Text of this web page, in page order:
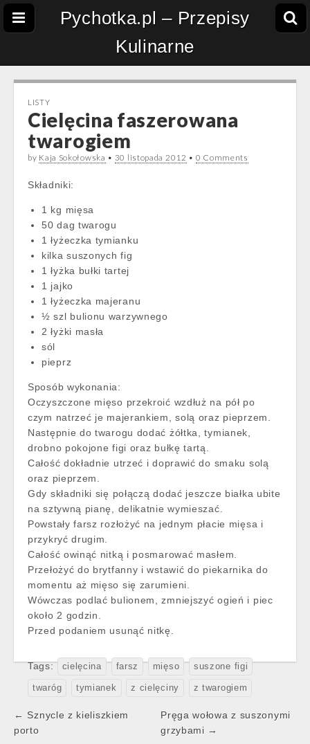
Pychotka.pl – Przepisy
Kulinarne
LISTY
Cielęcina faszerowana
twarogiem
by Kaja Sokołowska • 30 listopada 2012 • 0 Comments
Składniki:
1 kg mięsa
50 dag twarogu
1 łyżeczka tymianku
kilka suszonych fig
1 łyżka bułki tartej
1 jajko
1 łyżeczka majeranu
½ szl bulionu warzywnego
2 łyżki masła
sól
pieprz
Sposób wykonania:
Oczyszczone mięso przekroić wzdłuż na pół po
czym natrzeć je majerankiem, solą oraz pieprzem.
Następnie do twarogu dodać żółtka, tymianek,
drobno pokojone figi oraz bułkę tartą.
Całość dokładnie utrzeć i doprawić do smaku solą
oraz pieprzem.
Gdy składniki się połączą dodać jeszcze białka ubite
na sztywną pianę, delikatnie wymieszać.
Powstały farsz rozłożyć na jednym płacie mięsa i
przykryć drugim.
Całość owinąć nitką i posmarować masłem.
Przełożyć do brytfanny i wstawić do piekarnika do
momentu aż mięso się zarumieni.
Wówczas podlać bulionem, zmniejszyć ogień i piec
około 2 godzin.
Przed podaniem usunąć nitkę.
Tags: cielęcina farsz mięso suszone figi
twaróg tymianek z cielęciny z twarogiem
Post
navigation
← Sznycle z kieliszkiem
porto
Pręga wołowa z suszonymi
grzybami →